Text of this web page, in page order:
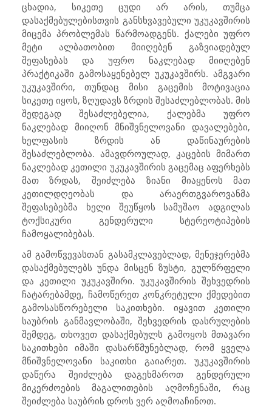
ცხადია, სიკეთე ცუდი არ არის, თუმცა
დასაქმებულებისთვის განსხვავებული უკუკავშირის
მიცემა პრობლემას წარმოადგენს. ქალები უფრო
მეტი ალბათობით მიიღებენ გაზვიადებულ
შეფასებას და უფრო ნაკლებად მიიღებენ
პრაქტიკაში გამოსაყენებელ უკუკავშირს. ამგვარი
უკუკავშირი, თუნდაც მისი გაცემის მოტივაცია
სიკეთე იყოს, ზღუდავს ზრდის შესაძლებლობას. მის
შედეგად შესაძლებელია, ქალებმა უფრო
ნაკლებად მიიღონ მნიშვნელოვანი დავალებები,
ხელფასის ზრდის ან დაწინაურების
შესაძლებლობა. ამავდროულად, კაცების მიმართ
ნაკლებად კეთილი უკუკავშირის გაცემაც აფერხებს
მათ ზრდას, შეიძლება ზიანი მიაყენოს მათ
კეთილდღეობას და არაერთგვაროვანმა
შეფასებებმა ხელი შეუწყოს სამუშაო ადგილას
ტოქსიკური გენდერული სტერეოტიპების
ჩამოყალიბებას.
ამ გამოწვევასთან გასამკლავებლად, მენეჯერებმა
დასაქმებულებს უნდა მისცენ ზუსტი, გულწრფელი
და კეთილი უკუკავშირი. უკუკავშირის შეხვედრის
ჩატარებამდე, ჩამოწერეთ კონკრეტული ქმედებით
გამოსასწორებელი საკითხები. იყავით კეთილი
საუბრის განმავლობაში, შეხვედრის დასრულების
შემდეგ, თხოვეთ დასაქმებულს გამოყოს მთავარი
საკითხები იმაში დასარწმუნებლად, რომ ყველა
მნიშვნელოვანი საკითხი გაიარეთ. უკუკავშირის
დაწერა შეიძლება დაგეხმაროთ გენდერული
მიკერძოების მაგალითების აღმოჩენაში, რაც
შეიძლება საუბრის დროს ვერ აღმოაჩინოთ.